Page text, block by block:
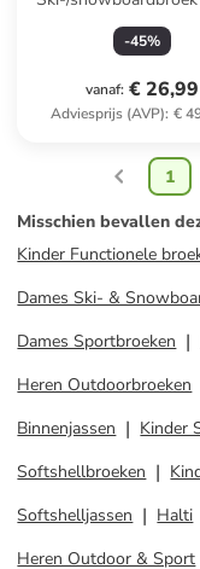
-45%
vanaf: € 26,99
Adviesprijs (AVP): €
1
Misschien bevallen
Kinder Functionele
Dames Ski- &
Dames Sportbroeken
Heren Outdoorbroeken
Binnenjassen
Kinder
Softshellbroeken
Softshelljassen
Halti
Heren Outdoor & Sport